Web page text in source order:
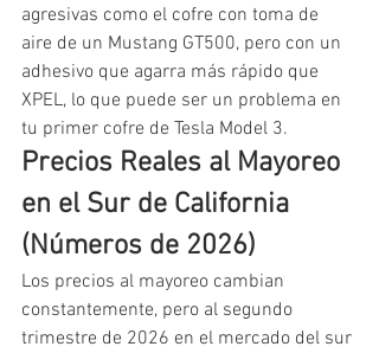
agresivas como el cofre con toma de
aire de un Mustang GT500, pero con un
adhesivo que agarra más rápido que
XPEL, lo que puede ser un problema en
tu primer cofre de Tesla Model 3.
Precios Reales al Mayoreo
en el Sur de California
(Números de 2026)
Los precios al mayoreo cambian
constantemente, pero al segundo
trimestre de 2026 en el mercado del sur